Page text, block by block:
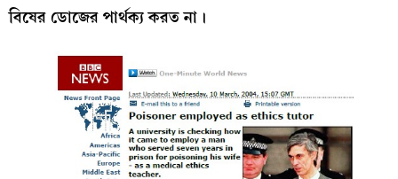
বিষের ডোজের পার্থক্য করত না।